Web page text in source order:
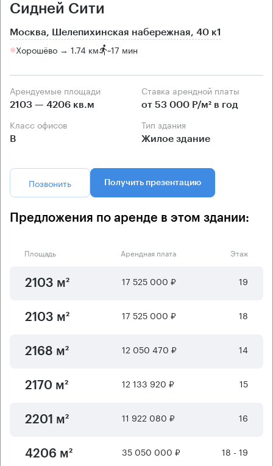
Сидней Сити
Москва, Шелепихинская набережная, 40 к1
Хорошёво → 1.74 км ~17 мин
Арендуемые площади
2103 — 4206 кв.м
Ставка арендной платы
от 53 000 Р/м² в год
Класс офисов
B
Тип здания
Жилое здание
Позвонить Получить презентацию
Предложения по аренде в этом здании:
Площадь Арендная плата Этаж
2103 м² 17 525 000 ₽ 19
2103 м² 17 525 000 ₽ 18
2168 м² 12 050 470 ₽ 14
2170 м² 12 133 920 ₽ 15
2201 м² 11 922 080 ₽ 16
4206 м² 35 050 000 ₽ 18 - 19